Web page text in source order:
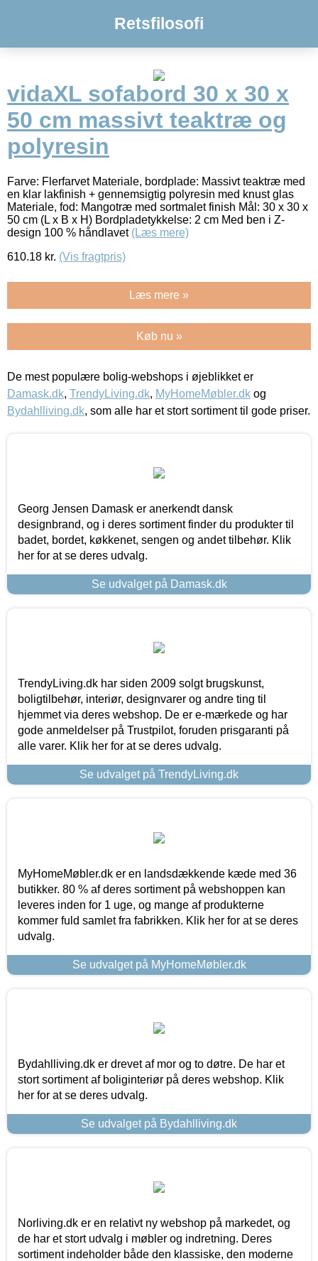
Retsfilosofi
vidaXL sofabord 30 x 30 x
50 cm massivt teaktræ og
polyresin
Farve: Flerfarvet Materiale, bordplade: Massivt teaktræ med
en klar lakfinish + gennemsigtig polyresin med knust glas
Materiale, fod: Mangotræ med sortmalet finish Mål: 30 x 30 x
50 cm (L x B x H) Bordpladetykkelse: 2 cm Med ben i Z-
design 100 % håndlavet (Læs mere)
610.18 kr. (Vis fragtpris)
Læs mere »
Køb nu »
De mest populære bolig-webshops i øjeblikket er
Damask.dk, TrendyLiving.dk, MyHomeMøbler.dk og
Bydahlliving.dk, som alle har et stort sortiment til gode priser.
Georg Jensen Damask er anerkendt dansk
designbrand, og i deres sortiment finder du produkter til
badet, bordet, køkkenet, sengen og andet tilbehør. Klik
her for at se deres udvalg.
Se udvalget på Damask.dk
TrendyLiving.dk har siden 2009 solgt brugskunst,
boligtilbehør, interiør, designvarer og andre ting til
hjemmet via deres webshop. De er e-mærkede og har
gode anmeldelser på Trustpilot, foruden prisgaranti på
alle varer. Klik her for at se deres udvalg.
Se udvalget på TrendyLiving.dk
MyHomeMøbler.dk er en landsdækkende kæde med 36
butikker. 80 % af deres sortiment på webshoppen kan
leveres inden for 1 uge, og mange af produkterne
kommer fuld samlet fra fabrikken. Klik her for at se deres
udvalg.
Se udvalget på MyHomeMøbler.dk
Bydahlliving.dk er drevet af mor og to døtre. De har et
stort sortiment af boliginteriør på deres webshop. Klik
her for at se deres udvalg.
Se udvalget på Bydahlliving.dk
Norliving.dk er en relativt ny webshop på markedet, og
de har et stort udvalg i møbler og indretning. Deres
sortiment indeholder både den klassiske, den moderne